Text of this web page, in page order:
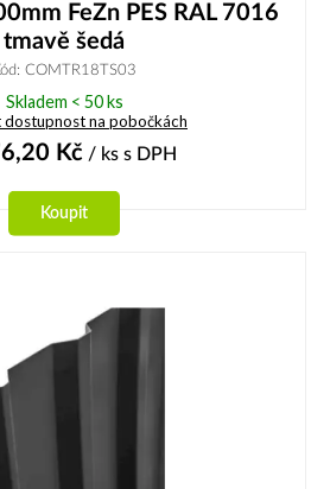
FeZn PES RAL 7016
tmavě šedá
COMTR18TS03
Skladem < 50 ks
na pobočkách
Kč/ ks s DPH
Koupit